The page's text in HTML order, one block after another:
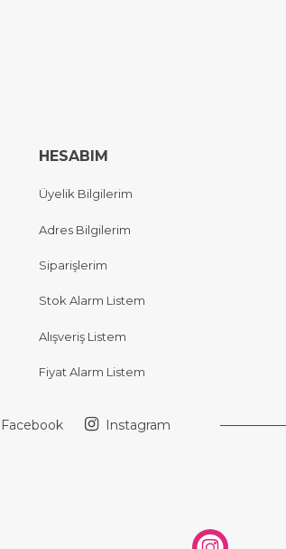
HESABIM
Üyelik Bilgilerim
Adres Bilgilerim
Siparişlerim
Stok Alarm Listem
Alışveriş Listem
Fiyat Alarm Listem
Facebook Instagram